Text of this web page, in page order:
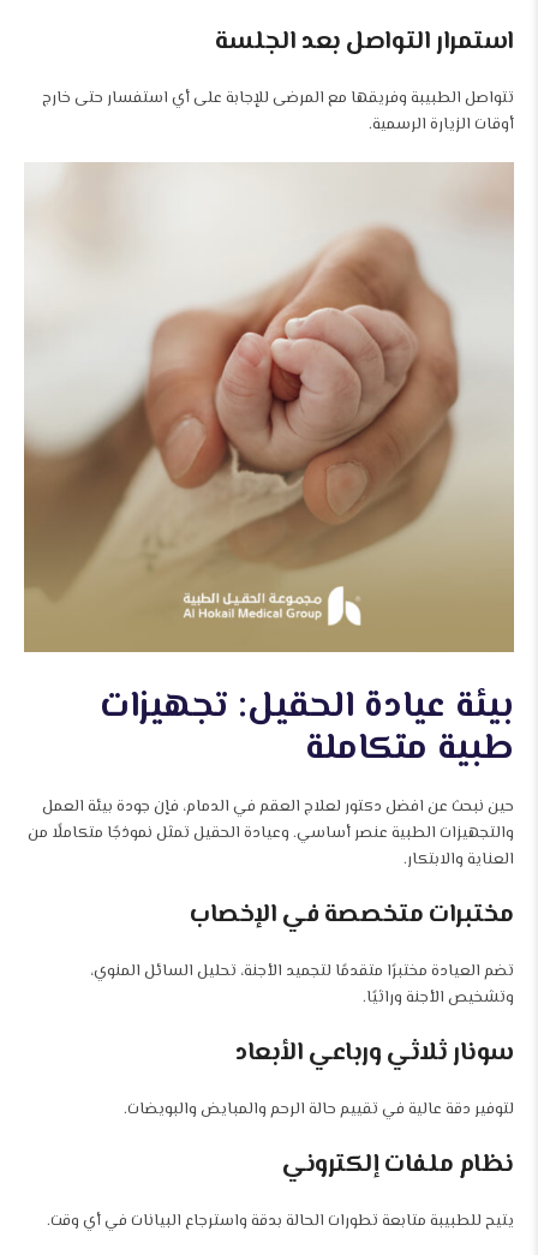
استمرار التواصل بعد الجلسة
تتواصل الطبيبة وفريقها مع المرضى للإجابة على أي استفسار حتى خارج
أوقات الزيارة الرسمية.
بيئة عيادة الحقيل: تجهيزات
طبية متكاملة
حين نبحث عن افضل دكتور لعلاج العقم في الدمام، فإن جودة بيئة العمل
والتجهيزات الطبية عنصر أساسي. وعيادة الحقيل تمثل نموذجًا متكاملًا من
العناية والابتكار.
مختبرات متخصصة في الإخصاب
تضم العيادة مختبرًا متقدمًا لتجميد الأجنة، تحليل السائل المنوي،
وتشخيص الأجنة وراثيًا.
سونار ثلاثي ورباعي الأبعاد
لتوفير دقة عالية في تقييم حالة الرحم والمبايض والبويضات.
نظام ملفات إلكتروني
يتيح للطبيبة متابعة تطورات الحالة بدقة واسترجاع البيانات في أي وقت.